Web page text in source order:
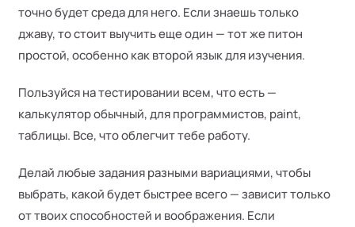
точно будет среда для него. Если знаешь только
джаву, то стоит выучить еще один — тот же питон
простой, особенно как второй язык для изучения.
Пользуйся на тестировании всем, что есть —
калькулятор обычный, для программистов, paint,
таблицы. Все, что облегчит тебе работу.
Делай любые задания разными вариациями, чтобы
выбрать, какой будет быстрее всего — зависит только
от твоих способностей и воображения. Если